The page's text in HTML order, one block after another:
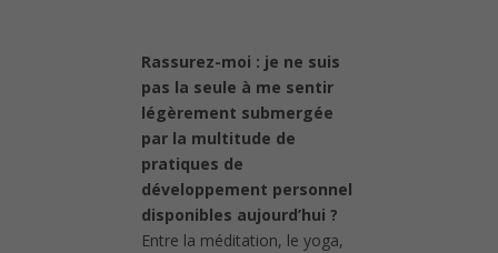
Rassurez-moi : je ne suis
pas la seule à me sentir
légèrement submergée
par la multitude de
pratiques de
développement personnel
disponibles aujourd’hui ?
Entre la méditation, le yoga,